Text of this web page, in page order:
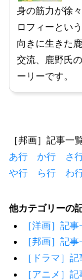
身の筋力が徐
ロフィーとい
向きに生きた
交流、鹿野氏
ーリーです。
［邦画］記事
あ行
か行 さ
や行
ら行 わ
他カテゴリーの
［洋画］記
［邦画］記
［ドラマ］
［アニメ］